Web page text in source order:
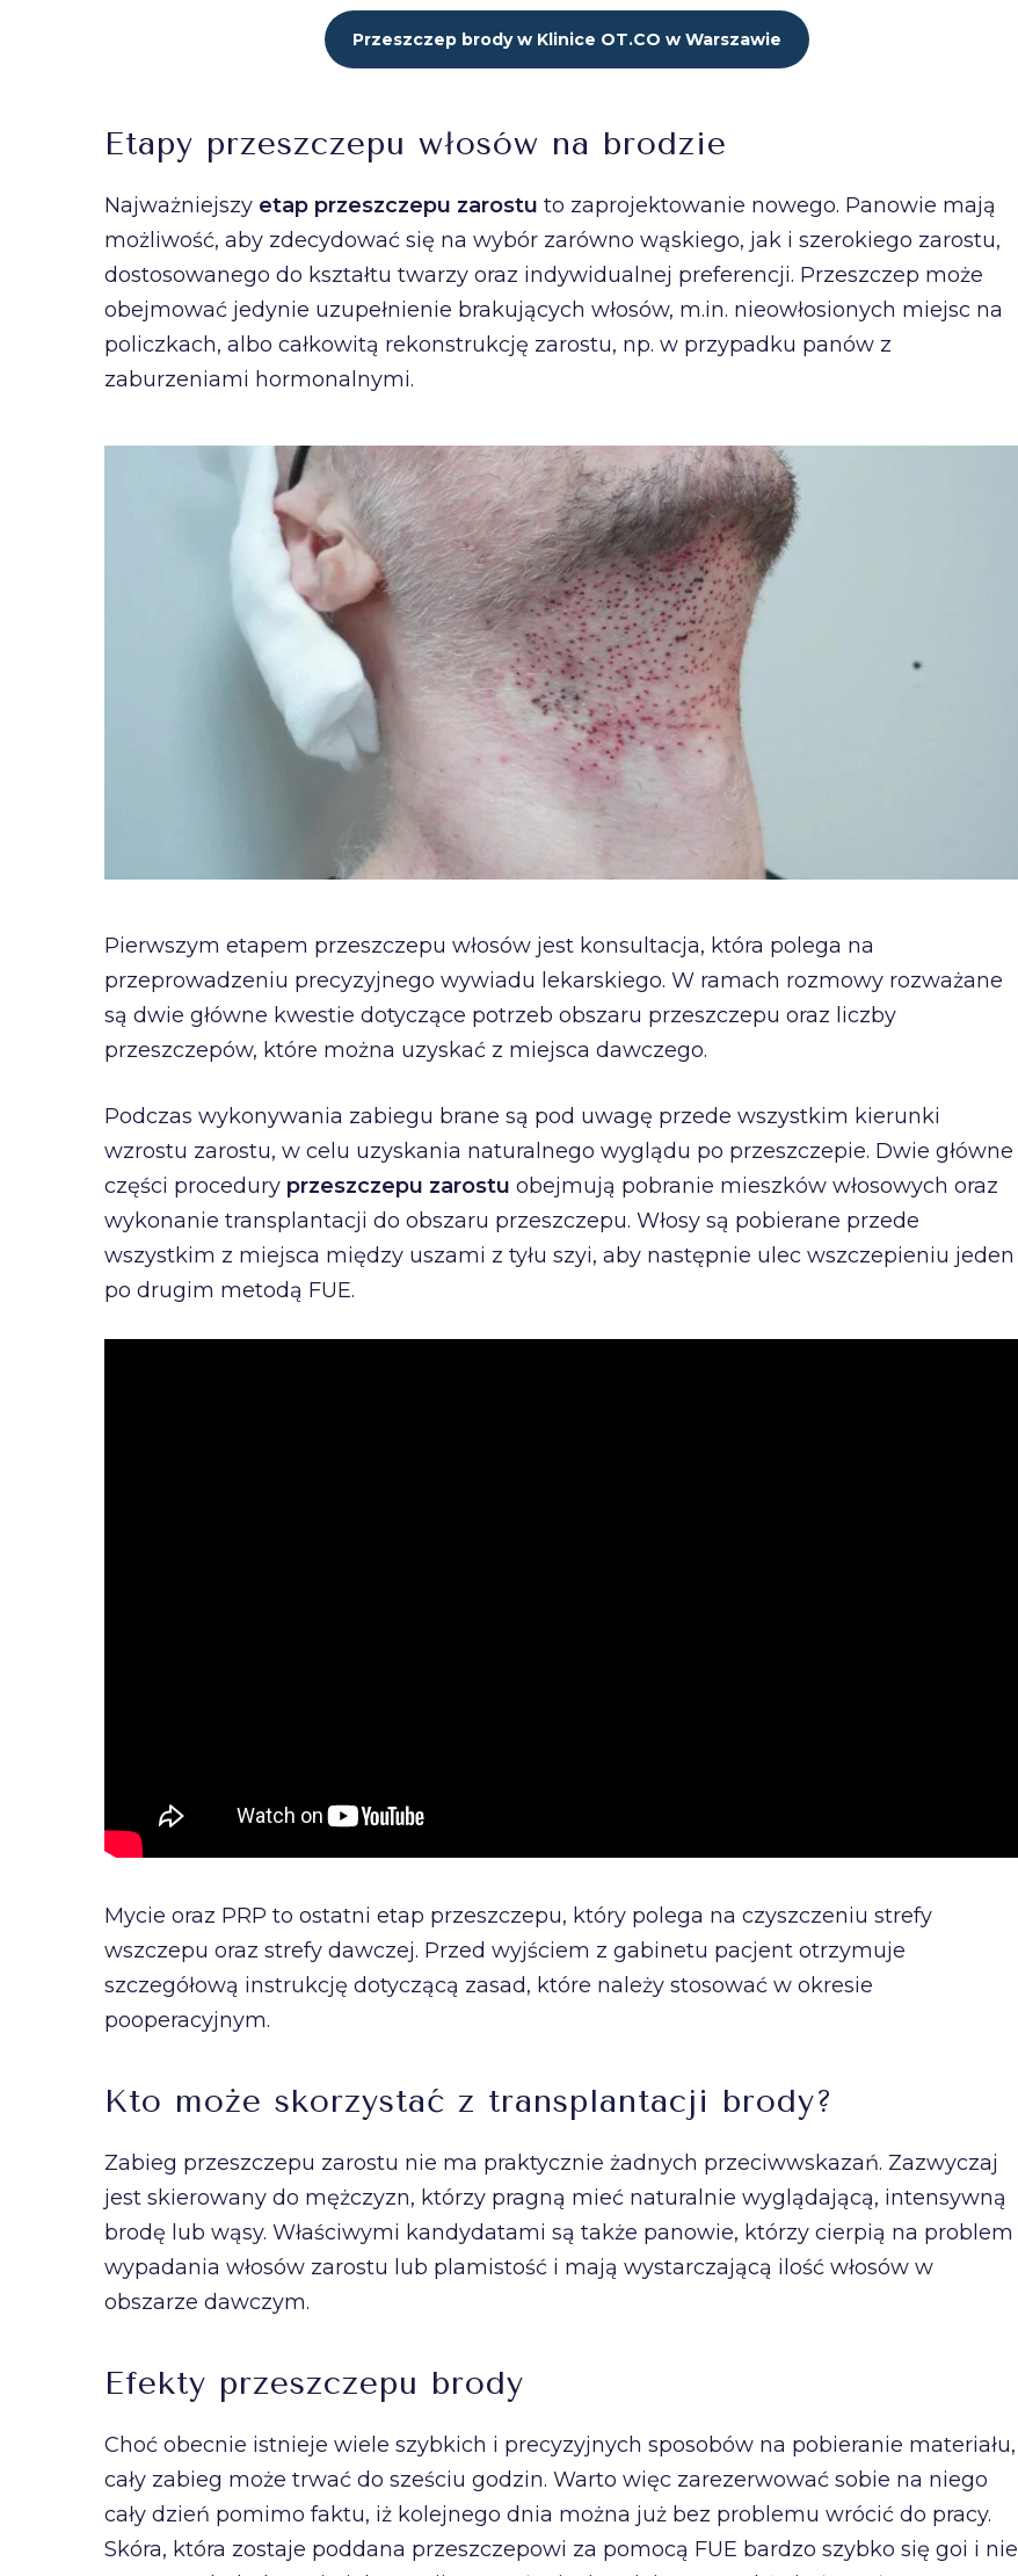
Przeszczep brody w Klinice OT.CO w Warszawie
Etapy przeszczepu włosów na brodzie
Najważniejszy etap przeszczepu zarostu to zaprojektowanie nowego. Panowie mają
możliwość, aby zdecydować się na wybór zarówno wąskiego, jak i szerokiego zarostu,
dostosowanego do kształtu twarzy oraz indywidualnej preferencji. Przeszczep może
obejmować jedynie uzupełnienie brakujących włosów, m.in. nieowłosionych miejsc na
policzkach, albo całkowitą rekonstrukcję zarostu, np. w przypadku panów z
zaburzeniami hormonalnymi.
Pierwszym etapem przeszczepu włosów jest konsultacja, która polega na
przeprowadzeniu precyzyjnego wywiadu lekarskiego. W ramach rozmowy rozważane
są dwie główne kwestie dotyczące potrzeb obszaru przeszczepu oraz liczby
przeszczepów, które można uzyskać z miejsca dawczego.
Podczas wykonywania zabiegu brane są pod uwagę przede wszystkim kierunki
wzrostu zarostu, w celu uzyskania naturalnego wyglądu po przeszczepie. Dwie główne
części procedury przeszczepu zarostu obejmują pobranie mieszków włosowych oraz
wykonanie transplantacji do obszaru przeszczepu. Włosy są pobierane przede
wszystkim z miejsca między uszami z tyłu szyi, aby następnie ulec wszczepieniu jeden
po drugim metodą FUE.
Mycie oraz PRP to ostatni etap przeszczepu, który polega na czyszczeniu strefy
wszczepu oraz strefy dawczej. Przed wyjściem z gabinetu pacjent otrzymuje
szczegółową instrukcję dotyczącą zasad, które należy stosować w okresie
pooperacyjnym.
Kto może skorzystać z transplantacji brody?
Zabieg przeszczepu zarostu nie ma praktycznie żadnych przeciwwskazań. Zazwyczaj
jest skierowany do mężczyzn, którzy pragną mieć naturalnie wyglądającą, intensywną
brodę lub wąsy. Właściwymi kandydatami są także panowie, którzy cierpią na problem
wypadania włosów zarostu lub plamistość i mają wystarczającą ilość włosów w
obszarze dawczym.
Efekty przeszczepu brody
Choć obecnie istnieje wiele szybkich i precyzyjnych sposobów na pobieranie materiału,
cały zabieg może trwać do sześciu godzin. Warto więc zarezerwować sobie na niego
cały dzień pomimo faktu, iż kolejnego dnia można już bez problemu wrócić do pracy.
Skóra, która zostaje poddana przeszczepowi za pomocą FUE bardzo szybko się goi i nie